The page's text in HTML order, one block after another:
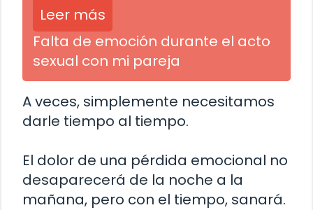
Leer más
Falta de emoción durante el acto
sexual con mi pareja
A veces, simplemente necesitamos
darle tiempo al tiempo.
El dolor de una pérdida emocional no
desaparecerá de la noche a la
mañana, pero con el tiempo, sanará.